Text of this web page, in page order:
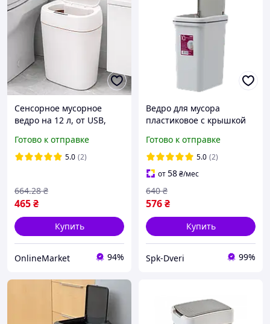
Сенсорное мусорное
ведро на 12 л, от USB,
Белый / Автоматическое
ведро для мусора /
Готово к отправке
5.0 (2)
465₴
664.28 ₴
Купить
OnlineMarket 94%
Ведро для мусора
пластиковое с крышкой
Готово к отправке
5.0 (2)
от58₴/мес
576₴
640 ₴
Купить
Spk-Dveri 99%